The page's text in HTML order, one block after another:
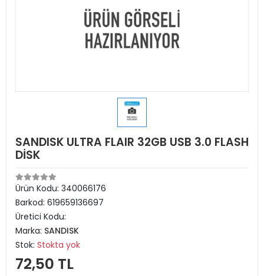
SANDISK ULTRA FLAIR 32GB USB 3.0 FLASH
DİSK
Ürün Kodu: 340066176
Barkod: 619659136697
Üretici Kodu:
Marka: SANDISK
Stok: Stokta yok
72,50 TL